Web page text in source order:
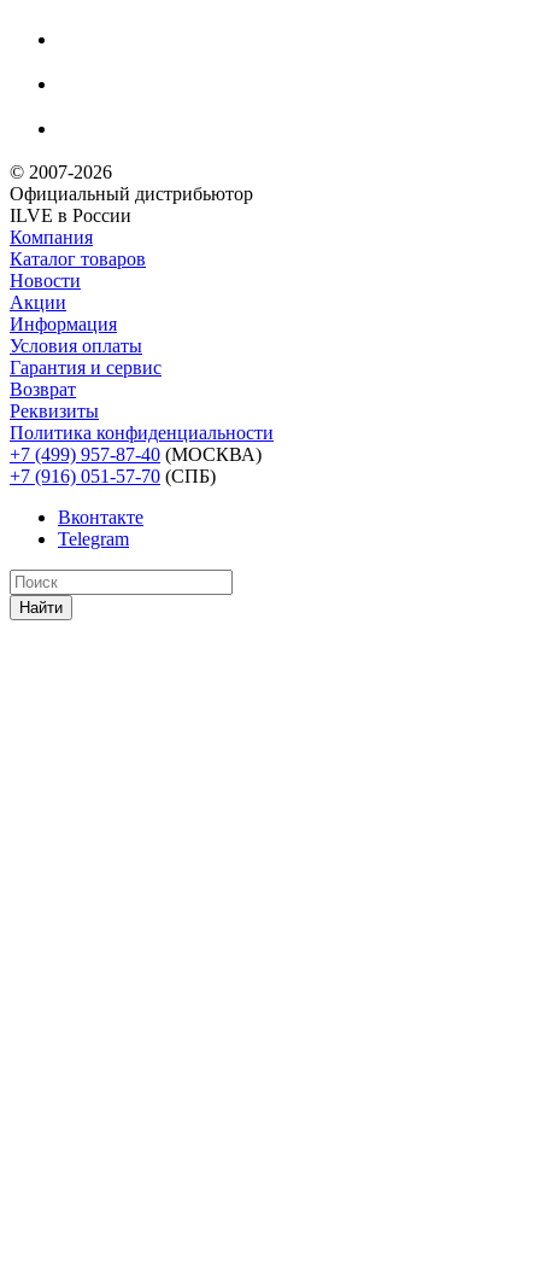
© 2007-2026
Официальный дистрибьютoр
ILVE в России
Компания
Каталог товаров
Новости
Акции
Информация
Условия оплаты
Гарантия и сервис
Возврат
Реквизиты
Политика конфиденциальности
+7 (499) 957-87-40 (МОСКВА)
+7 (916) 051-57-70 (СПБ)
Вконтакте
Telegram
Найти